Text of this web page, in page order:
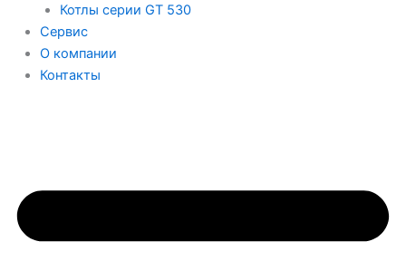
Котлы серии GT 530
Сервис
О компании
Контакты